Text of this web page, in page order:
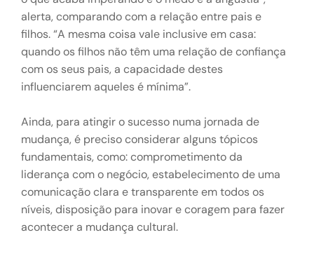
alerta, comparando com a relação entre pais e
filhos. “A mesma coisa vale inclusive em casa:
quando os filhos não têm uma relação de confiança
com os seus pais, a capacidade destes
influenciarem aqueles é mínima”.
Ainda, para atingir o sucesso numa jornada de
mudança, é preciso considerar alguns tópicos
fundamentais, como: comprometimento da
liderança com o negócio, estabelecimento de uma
comunicação clara e transparente em todos os
níveis, disposição para inovar e coragem para fazer
acontecer a mudança cultural.